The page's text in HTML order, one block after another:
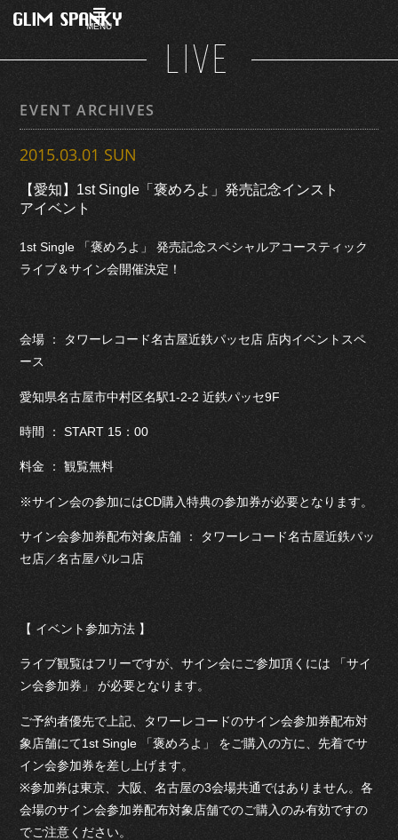
MENU
LIVE
EVENT ARCHIVES
2015.03.01 SUN
【愛知】1st Single「褒めろよ」発売記念インスト
アイベント
1st Single 「褒めろよ」 発売記念スペシャルアコースティック
ライブ＆サイン会開催決定！
会場 ： タワーレコード名古屋近鉄パッセ店 店内イベントスペ
ース
愛知県名古屋市中村区名駅1-2-2 近鉄パッセ9F‎
時間 ： START 15：00
料金 ： 観覧無料
※サイン会の参加にはCD購入特典の参加券が必要となります。
サイン会参加券配布対象店舗 ： タワーレコード名古屋近鉄パッ
セ店／名古屋パルコ店
【 イベント参加方法 】
ライブ観覧はフリーですが、サイン会にご参加頂くには 「サイ
ン会参加券」 が必要となります。
ご予約者優先で上記、タワーレコードのサイン会参加券配布対
象店舗にて1st Single 「褒めろよ」 をご購入の方に、先着でサ
イン会参加券を差し上げます。
※参加券は東京、大阪、名古屋の3会場共通ではありません。各
会場のサイン会参加券配布対象店舗でのご購入のみ有効ですの
でご注意ください。